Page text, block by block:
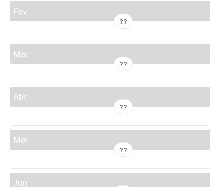
Fev.
??
Mar.
??
Abr.
??
Mai.
??
Jun.